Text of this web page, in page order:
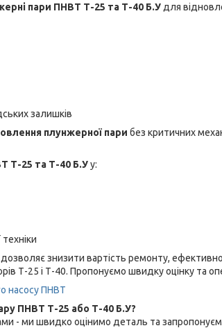
пари ПНВТ Т-25 та Т-40 Б.У для
залишків
плунжерної пари без критичних
Т-25 та Т-40 Б.Уу:
знизити вартість ремонту,
Т-25 і Т-40. Пропонуємо швидку оцінку та
насосу ПНВТ
ПНВТ Т-25 або Т-40 Б.У?
- ми швидко оцінимо деталь та